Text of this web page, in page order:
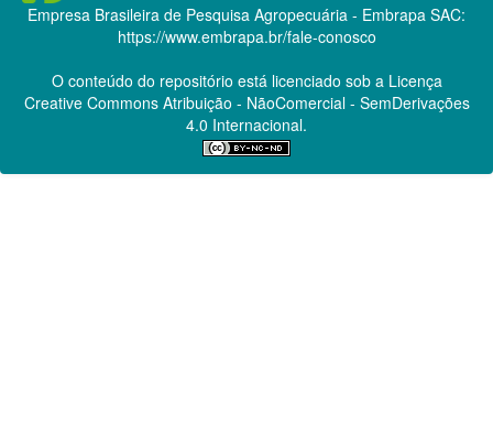
Empresa Brasileira de Pesquisa Agropecuária - Embrapa SAC:
https://www.embrapa.br/fale-conosco
O conteúdo do repositório está licenciado sob a Licença
Creative CommonsAtribuição - NãoComercial - SemDerivações
4.0 Internacional.